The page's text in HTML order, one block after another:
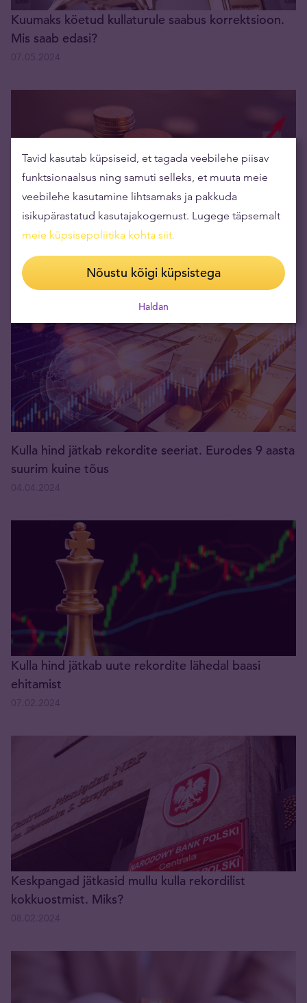
Kuumaks köetud kullaturule saabus korrektsioon.
Mis saab edasi?
Inflatsioon polegi seljatatud? USAs hinnatõus
seitsme kuu suurim
12.04.2024
Kulla hind jätkab rekordite seeriat. Eurodes 9 aasta
suurim kuine tõus
Kulla hind jätkab uute rekordite lähedal baasi
ehitamist
Keskpangad jätkasid mullu kulla rekordilist
kokkuostmist. Miks?
Tavid kasutab küpsiseid, et tagada veebilehe piisav
funktsionaalsus ning samuti selleks, et muuta meie
veebilehe kasutamine lihtsamaks ja pakkuda
isikupärastatud kasutajakogemust. Lugege täpsemalt
meie küpsisepoliitika kohta siit.
Nõustu kõigi küpsistega
Haldan